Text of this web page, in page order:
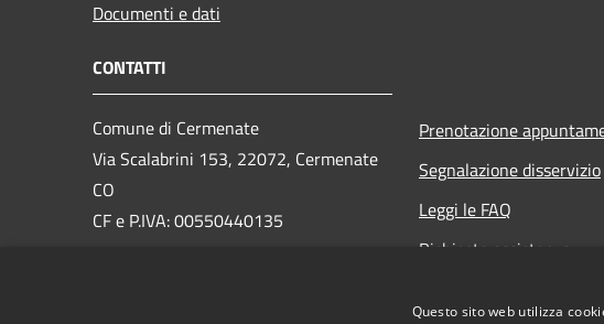
Documenti e dati
CONTATTI
Comune di Cermenate
Via Scalabrini 153, 22072, Cermenate
CO
CF e P.IVA: 00550440135
Prenotazione
Segnalazione disservizio
Leggi le FAQ
Richiesta assistenza
Questo sito web utilizza